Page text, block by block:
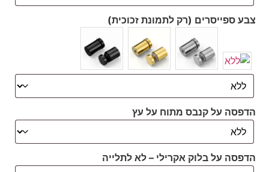
צבע ספייסרים (רק לתמונת זכוכית)
הדפסה על קנבס מתוח על עץ
הדפסה על בלוק אקרילי – לא לתלייה